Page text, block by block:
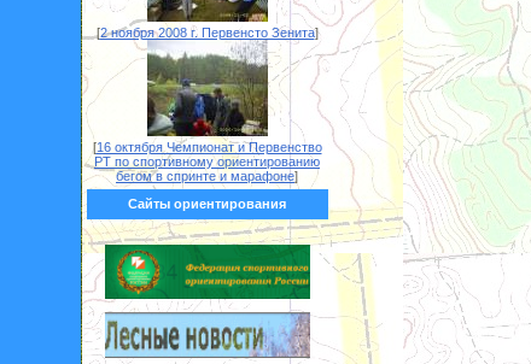
[2 ноября 2008 г. Первенсто Зенита]
[16 октября Чемпионат и Первенство
РТ по спортивному ориентированию
бегом в спринте и марафоне]
Сайты ориентирования